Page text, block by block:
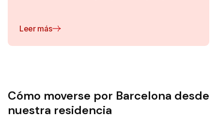
Leer más
Cómo moverse por Barcelona desde
nuestra residencia